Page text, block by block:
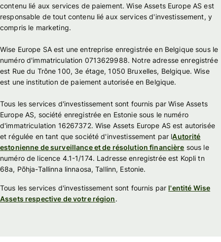
contenu lié aux services de paiement. Wise Assets Europe AS est
responsable de tout contenu lié aux services d'investissement, y
compris le marketing.
Wise Europe SA est une entreprise enregistrée en Belgique sous le
numéro d'immatriculation 0713629988. Notre adresse enregistrée
est Rue du Trône 100, 3e étage, 1050 Bruxelles, Belgique. Wise
est une institution de paiement autorisée en Belgique.
Tous les services d'investissement sont fournis par Wise Assets
Europe AS, société enregistrée en Estonie sous le numéro
d'immatriculation 16267372. Wise Assets Europe AS est autorisée
et régulée en tant que société d'investissement par lAutorité
estonienne de surveillance et de résolution financière sous le
numéro de licence 4.1-1/174. Ladresse enregistrée est Kopli tn
68a, Põhja-Tallinna linnaosa, Tallinn, Estonie.
Tous les services d'investissement sont fournis par l'entité Wise
Assets respective de votre région.